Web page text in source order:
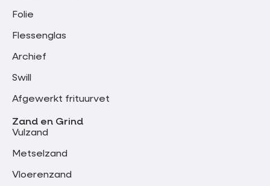
Folie
Flessenglas
Archief
Swill
Afgewerkt frituurvet
Zand en Grind
Vulzand
Metselzand
Vloerenzand